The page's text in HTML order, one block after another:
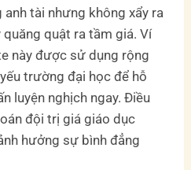
tài nhưng không xẩy ra
quật ra tầm giá. Ví
này được sử dụng rộng
trường đại học để hỗ
luyện nghịch ngay. Điều
đội trị giá giáo dục
hưởng sự bình đẳng